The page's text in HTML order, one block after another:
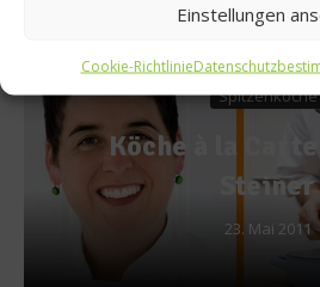
Einstellungen
Cookie-Richtlinie